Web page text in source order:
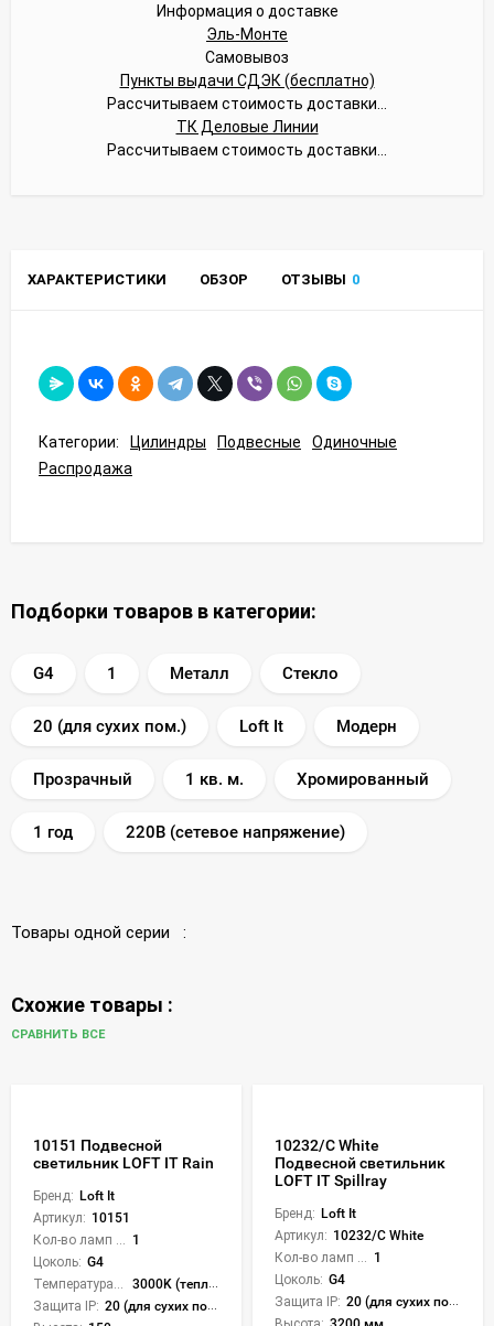
Информация о доставке
Эль-Монте
Самовывоз
Пункты выдачи СДЭК (бесплатно)
Рассчитываем стоимость доставки...
ТК Деловые Линии
Рассчитываем стоимость доставки...
ХАРАКТЕРИСТИКИ ОБЗОР ОТЗЫВЫ 0
Категории: Цилиндры Подвесные
Одиночные
Распродажа
Подборки товаров в категории:
G4 1 Металл Стекло
20 (для сухих пом.) Loft It Модерн
Прозрачный 1 кв. м. Хромированный
1 год 220В (сетевое напряжение)
Товары одной серии :
Схожие товары :
СРАВНИТЬ ВСЕ
10151 Подвесной
светильник LOFT IT Rain
Бренд: Loft It
Артикул: 10151
1
Цоколь: G4
3000K (теплый)
Защита IP: 20 (для сухих пом.)
10232/C White
Подвесной светильник
LOFT IT Spillray
Бренд: Loft It
Артикул: 10232/C White
1
Цоколь: G4
Защита IP: 20 (для сухих пом.)